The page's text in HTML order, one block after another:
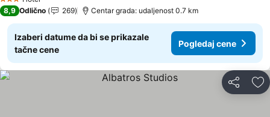
3 Zvezdice
8,9 Odlično 269 Centar grada: udaljenost 0.7 km
Izaberi datume da bi se prikazale
tačne cene
Pogledaj cene
Deli